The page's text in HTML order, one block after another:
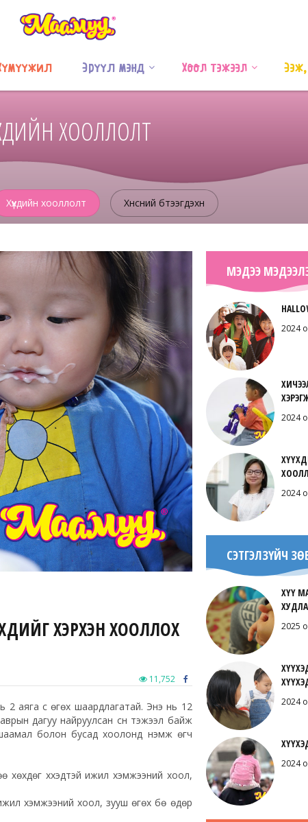
Эрүүл мэнд Хоол тэжээл
ХООЛЛОЛТ
Хүүхдийн хооллолт Хүнсний бүтээгдэхүүн
ХЭРХЭН ХООЛЛОХ
11,752
2 аяга сүү өгөх шаардлагатай. Энэ нь 12
дагуу найруулсан сүүн тэжээл байж
болон бусад хоолонд нэмж өгч
хөхдөг хүүхэдтэй ижил хэмжээний хоол,
ижил хэмжээний хоол, зууш өгөх бө өдөр
МЭДЭЭ
2024
2024
2024
СЭТГЭЛЗҮЙЧ
ХҮҮ
2025
2024
2024